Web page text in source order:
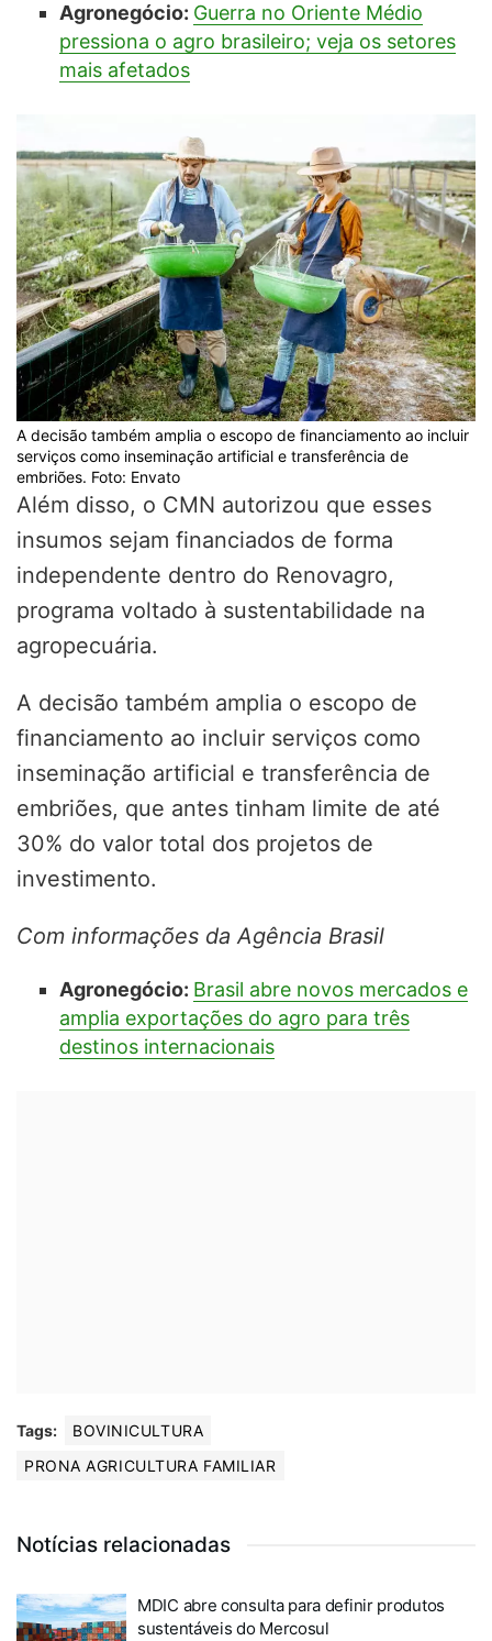
Agronegócio: Guerra no Oriente Médio
pressiona o agro brasileiro; veja os setores
mais afetados
A decisão também amplia o escopo de financiamento ao incluir
serviços como inseminação artificial e transferência de
embriões. Foto: Envato
Além disso, o CMN autorizou que esses
insumos sejam financiados de forma
independente dentro do Renovagro,
programa voltado à sustentabilidade na
agropecuária.
A decisão também amplia o escopo de
financiamento ao incluir serviços como
inseminação artificial e transferência de
embriões, que antes tinham limite de até
30% do valor total dos projetos de
investimento.
Com informações da Agência Brasil
Agronegócio: Brasil abre novos mercados e
amplia exportações do agro para três
destinos internacionais
Tags:
BOVINICULTURA
PRONA AGRICULTURA FAMILIAR
Notícias relacionadas
MDIC abre consulta para definir produtos
sustentáveis do Mercosul